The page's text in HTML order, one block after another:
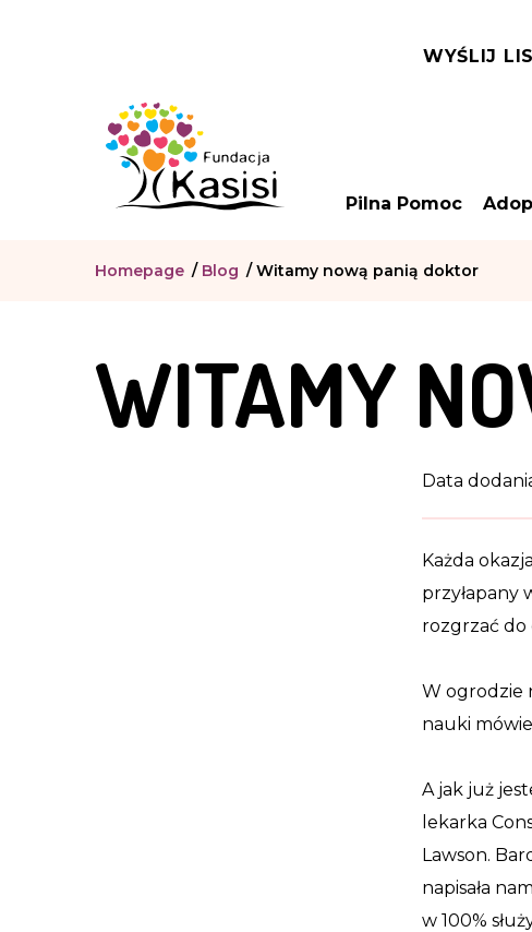
WYŚLIJ
Pilna Pomoc
Homepage / Blog /Witamy nową panią doktor
WITAMY
Data
Każda
przyłapany
rozgrzać do
W ogrodzie
nauki
A jak już
lekarka
Lawson.
napisała
w 100%